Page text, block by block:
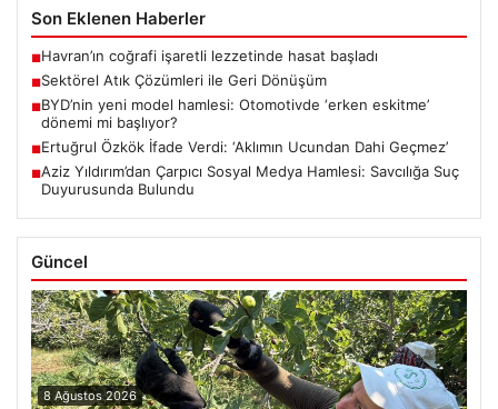
Son Eklenen Haberler
■Havran’ın coğrafi işaretli lezzetinde hasat başladı
■Sektörel Atık Çözümleri ile Geri Dönüşüm
■BYD’nin yeni model hamlesi: Otomotivde ‘erken eskitme’
dönemi mi başlıyor?
■Ertuğrul Özkök İfade Verdi: ‘Aklımın Ucundan Dahi Geçmez’
■Aziz Yıldırım’dan Çarpıcı Sosyal Medya Hamlesi: Savcılığa Suç
Duyurusunda Bulundu
Güncel
8 Ağustos 2026